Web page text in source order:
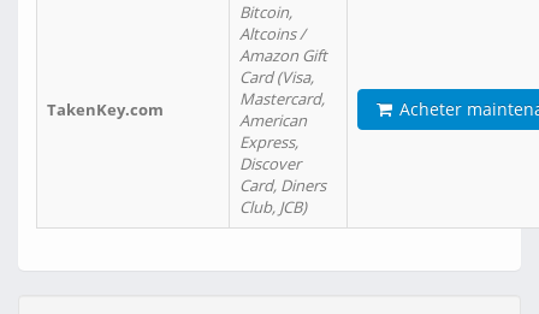
TakenKey.com
Bitcoin,
Altcoins /
Amazon Gift
Card (Visa,
Mastercard,
American
Express,
Discover
Card, Diners
Club, JCB)
Acheter